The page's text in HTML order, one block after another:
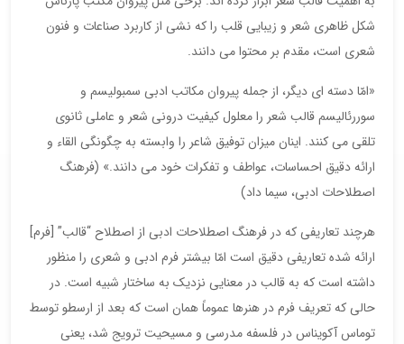
شکل ظاهری شعر و زیبایی قلب را که نشی از کاربرد صناعات و فنون
شعری است، مقدم بر محتوا می دانند.
«امّا دسته ای دیگر، از جمله پیروان مکاتب ادبی سمبولیسم و
سوررئالیسم قالب شعر را معلول کیفیت درونی شعر و عاملی ثانوی
تلقی می کنند. اینان میزان توفیق شاعر را وابسته به چگونگی القاء و
ارائه دقیق احساسات، عواطف و تفکرات خود می دانند.» (فرهنگ
اصطلاحات ادبی، سیما داد)
هرچند تعاریفی که در فرهنگ اصطلاحات ادبی از اصطلاح “قالب” [فرم]
ارائه شده تعاریفی دقیق است امّا بیشتر فرم ادبی و شعری را منظور
داشته است که به قالب در معنایی نزدیک به ساختار شبیه است. در
حالی که تعریف فرم در هنرها عموماً همان است که بعد از ارسطو توسط
توماس آکویناس در فلسفه مدرسی و مسیحیت ترویج شد، یعنی